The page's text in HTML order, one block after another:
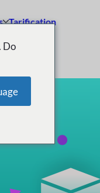
Tarification
Do